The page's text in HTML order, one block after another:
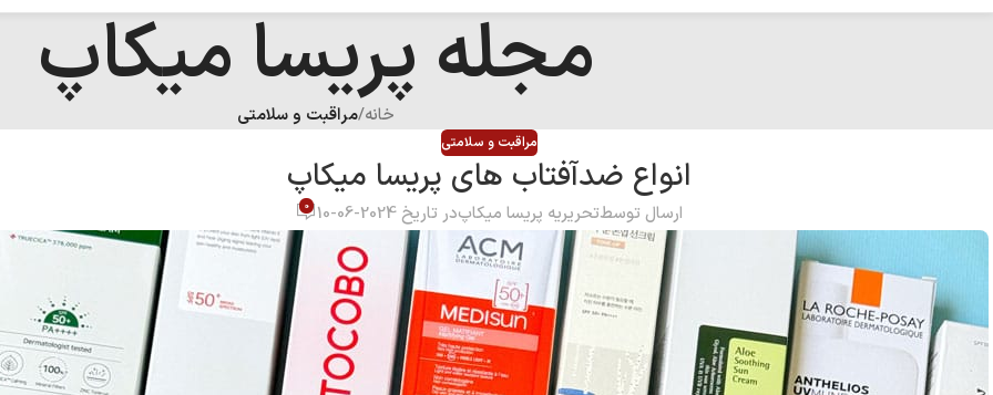
مجله پریسا میکاپ
خانه/مراقبت و سلامتی
مراقبت و سلامتی
انواع ضدآفتاب های پریسا میکاپ
ارسال توسطتحریریه پریسا میکاپدر تاریخ 2024-06-10 0